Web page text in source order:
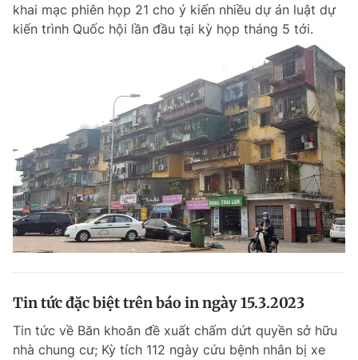
khai mạc phiên họp 21 cho ý kiến nhiều dự án luật dự
kiến trình Quốc hội lần đầu tại kỳ họp tháng 5 tới.
Tin tức đặc biệt trên báo in ngày 15.3.2023
Tin tức về Băn khoăn đề xuất chấm dứt quyền sở hữu
nhà chung cư; Kỳ tích 112 ngày cứu bệnh nhân bị xe